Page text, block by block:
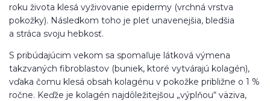
roku života klesá vyživovanie epidermy (vrchná vrstva
pokožky). Následkom toho je pleť unavenejšia, bledšia
a stráca svoju hebkosť.
S pribúdajúcim vekom sa spomaľuje látková výmena
takzvaných fibroblastov (buniek, ktoré vytvárajú kolagén),
vďaka čomu klesá obsah kolagénu v pokožke približne o 1 %
ročne. Keďže je kolagén najdôležitejšou „výplňou“ väziva,